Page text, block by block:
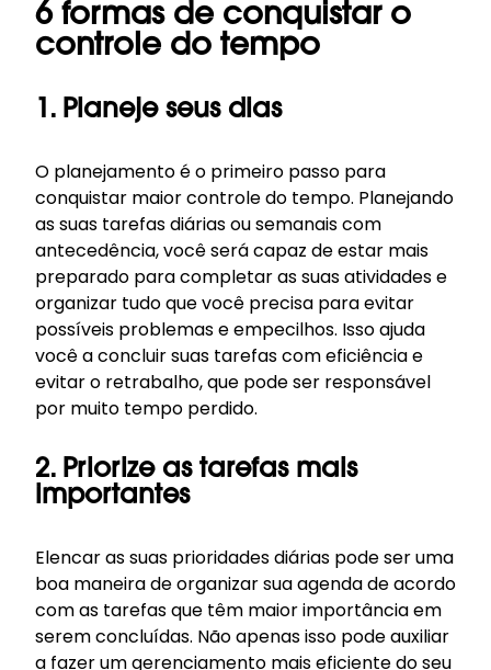
6 formas de conquistar o
controle do tempo
1. Planeje seus dias
O planejamento é o primeiro passo para
conquistar maior controle do tempo. Planejando
as suas tarefas diárias ou semanais com
antecedência, você será capaz de estar mais
preparado para completar as suas atividades e
organizar tudo que você precisa para evitar
possíveis problemas e empecilhos. Isso ajuda
você a concluir suas tarefas com eficiência e
evitar o retrabalho, que pode ser responsável
por muito tempo perdido.
2. Priorize as tarefas mais
importantes
Elencar as suas prioridades diárias pode ser uma
boa maneira de organizar sua agenda de acordo
com as tarefas que têm maior importância em
serem concluídas. Não apenas isso pode auxiliar
a fazer um gerenciamento mais eficiente do seu